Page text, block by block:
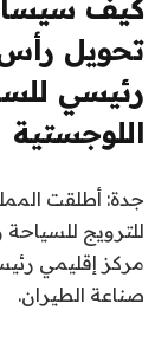
كيف
تحويل
رئيسي
اللوجستية
جدة: أطلقت
للترويج
مركز إقليمي
صناعة الطيران.